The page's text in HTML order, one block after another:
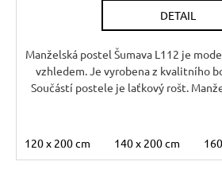
DETAIL
Manželská postel Šumava L112 je
vzhledem. Je vyrobena z kvalitního
Součástí postele je laťkový rošt.
120 x 200 cm 140 x 200 cm